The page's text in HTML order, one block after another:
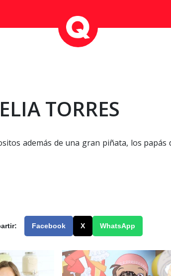
TORRES
además de una gran piñata, los
Facebook X WhatsApp